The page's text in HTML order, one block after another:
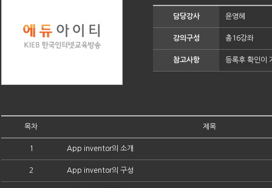
담당강사 윤영혜
강의구성 총16강좌
참고사항 등록후 확인이
목차 제목
1 App inventor의 소개
2 App inventor의 구성